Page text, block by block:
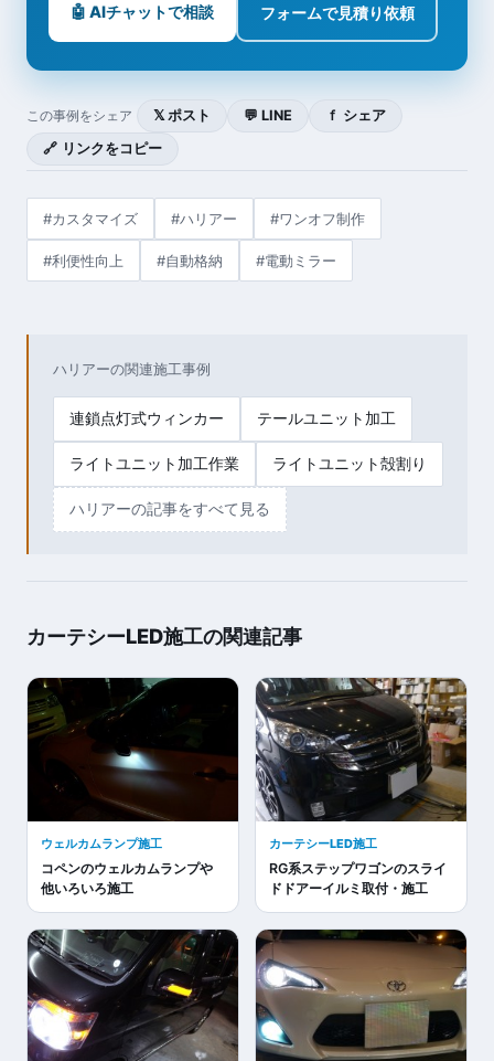
🤖 AIチャットで相談 フォームで見積り依頼
この事例をシェア 𝕏 ポスト 💬 LINE
ｆ シェア
🔗 リンクをコピー
#カスタマイズ #ハリアー #ワンオフ制作
#利便性向上 #自動格納 #電動ミラー
ハリアーの関連施工事例
連鎖点灯式ウィンカー テールユニット加工
ライトユニット加工作業 ライトユニット殻割り
ハリアーの記事をすべて見る
カーテシーLED施工の関連記事
ウェルカムランプ施工
コペンのウェルカムランプや
他いろいろ施工
カーテシーLED施工
RG系ステップワゴンのスライ
ドドアーイルミ取付・施工